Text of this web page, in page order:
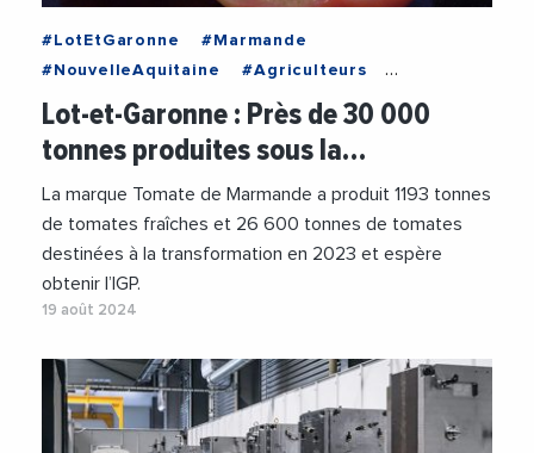
#LotEtGaronne
#Marmande
#NouvelleAquitaine
#Agriculteurs
#Agriculture
#Agroalimentaire
Lot-et-Garonne : Près de 30 000
tonnes produites sous la…
La marque Tomate de Marmande a produit 1193 tonnes
de tomates fraîches et 26 600 tonnes de tomates
destinées à la transformation en 2023 et espère
obtenir l’IGP.
19 août 2024